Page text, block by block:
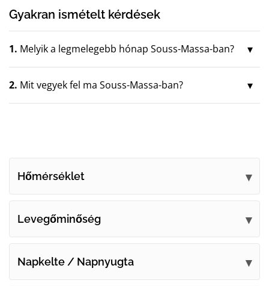
Gyakran ismételt kérdések
1. Melyik a legmelegebb hónap Souss-Massa-ban?
2. Mit vegyek fel ma Souss-Massa-ban?
Hőmérséklet
Levegőminőség
Napkelte / Napnyugta